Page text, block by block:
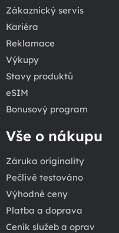
Zákaznický servis
Kariéra
Reklamace
Výkupy
Stavy produktů
eSIM
Bonusový program
Vše o nákupu
Záruka originality
Pečlivě testováno
Výhodné ceny
Platba a doprava
Ceník služeb a oprav